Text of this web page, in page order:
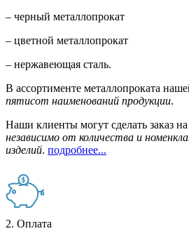
– черный металлопрокат
– цветной металлопрокат
– нержавеющая сталь.
В ассортименте металлопроката
пятисот наименований продукции.
Наши клиенты могут сделать заказ на
независимо от количества и
изделий. подробнее...
2. Оплата